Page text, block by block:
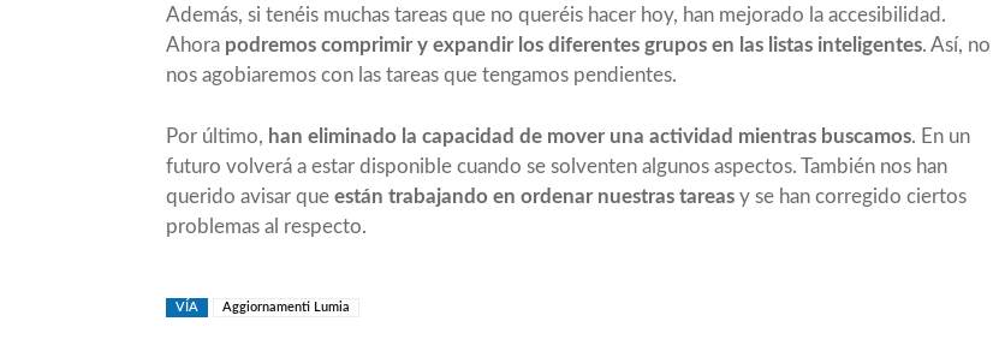
Además, si tenéis muchas tareas que no queréis hacer hoy, han mejorado la accesibilidad.
Ahora podremos comprimir y expandir los diferentes grupos en las listas inteligentes. Así, no
nos agobiaremos con las tareas que tengamos pendientes.
Por último, han eliminado la capacidad de mover una actividad mientras buscamos. En un
futuro volverá a estar disponible cuando se solventen algunos aspectos. También nos han
querido avisar que están trabajando en ordenar nuestras tareas y se han corregido ciertos
problemas al respecto.
VÍA Aggiornamenti Lumia